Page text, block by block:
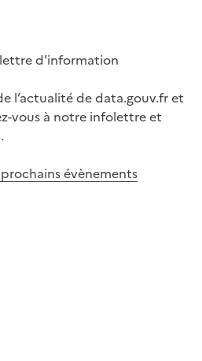
d'information
l’actualité de data.gouv.fr et
vous à notre infolettre et
évènements